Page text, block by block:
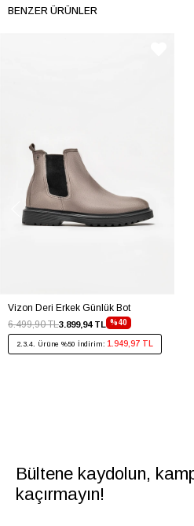
BENZER ÜRÜNLER
Vizon Deri Erkek Günlük Bot
%40
3.899,94 TL
6.499,90 TL
2.3.4. Ürüne %50 İndirim: 1.949,97 TL
Bültene kaydolun,
kaçırmayın!